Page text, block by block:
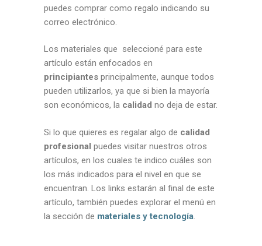
puedes comprar como regalo indicando su
correo electrónico.
Los materiales que seleccioné para este
artículo están enfocados en
principiantes principalmente, aunque todos
pueden utilizarlos, ya que si bien la mayoría
son económicos, la calidad no deja de estar.
Si lo que quieres es regalar algo de calidad
profesional puedes visitar nuestros otros
artículos, en los cuales te indico cuáles son
los más indicados para el nivel en que se
encuentran. Los links estarán al final de este
artículo, también puedes explorar el menú en
la sección de materiales y tecnología.